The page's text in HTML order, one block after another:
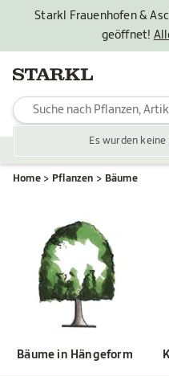
Starkl Frauenhofen &
geöffnet!
Es wurden
Home Pflanzen Bäume
Bäume in Hängeform